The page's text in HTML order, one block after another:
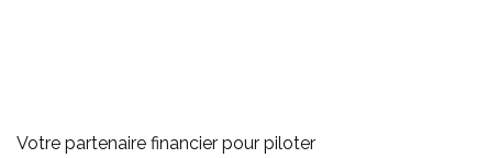
Votre partenaire financier pour piloter